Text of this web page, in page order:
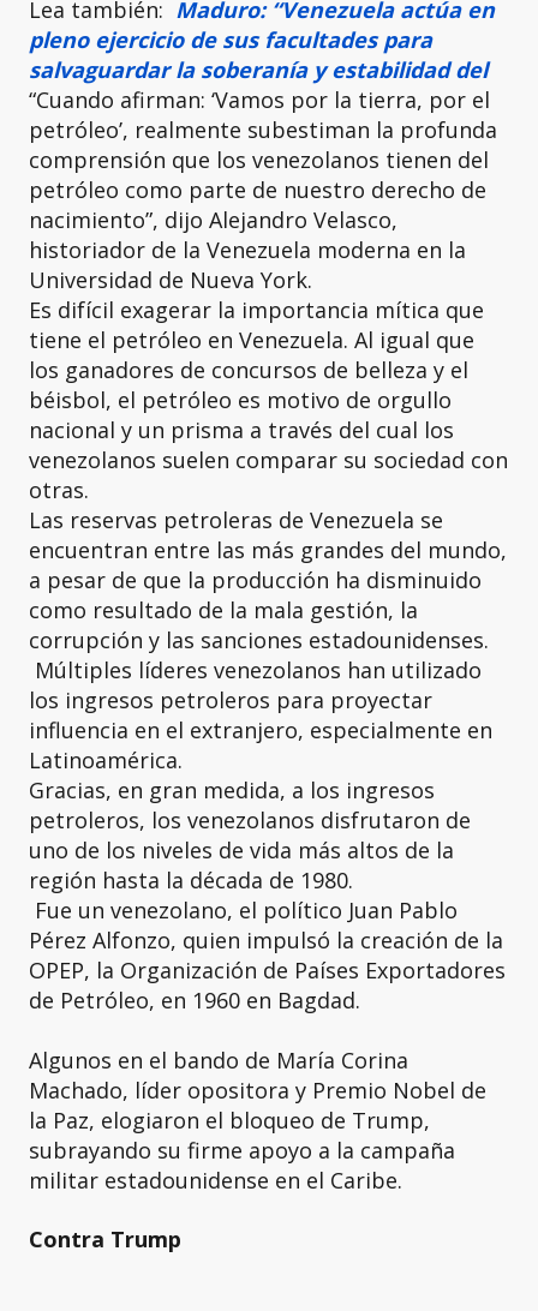
Lea también: Maduro: “Venezuela actúa en
pleno ejercicio de sus facultades para
salvaguardar la soberanía y estabilidad del
“Cuando afirman: ‘Vamos por la tierra, por el
petróleo’, realmente subestiman la profunda
comprensión que los venezolanos tienen del
petróleo como parte de nuestro derecho de
nacimiento”, dijo Alejandro Velasco,
historiador de la Venezuela moderna en la
Universidad de Nueva York.
Es difícil exagerar la importancia mítica que
tiene el petróleo en Venezuela. Al igual que
los ganadores de concursos de belleza y el
béisbol, el petróleo es motivo de orgullo
nacional y un prisma a través del cual los
venezolanos suelen comparar su sociedad con
otras.
Las reservas petroleras de Venezuela se
encuentran entre las más grandes del mundo,
a pesar de que la producción ha disminuido
como resultado de la mala gestión, la
corrupción y las sanciones estadounidenses.
Múltiples líderes venezolanos han utilizado
los ingresos petroleros para proyectar
influencia en el extranjero, especialmente en
Latinoamérica.
Gracias, en gran medida, a los ingresos
petroleros, los venezolanos disfrutaron de
uno de los niveles de vida más altos de la
región hasta la década de 1980.
Fue un venezolano, el político Juan Pablo
Pérez Alfonzo, quien impulsó la creación de la
OPEP, la Organización de Países Exportadores
de Petróleo, en 1960 en Bagdad.
Algunos en el bando de María Corina
Machado, líder opositora y Premio Nobel de
la Paz, elogiaron el bloqueo de Trump,
subrayando su firme apoyo a la campaña
militar estadounidense en el Caribe.
Contra Trump